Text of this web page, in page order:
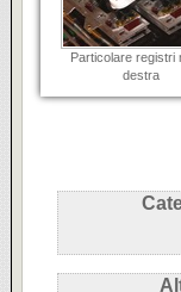
Particolare registri
destra